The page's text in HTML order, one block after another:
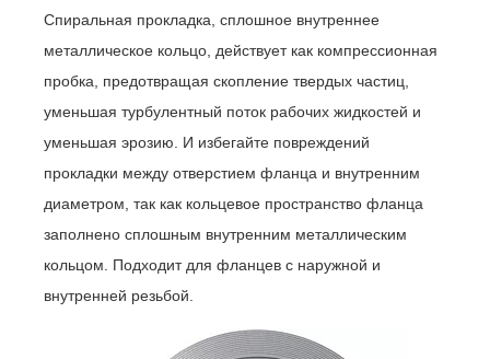
Спиральная прокладка, сплошное внутреннее
металлическое кольцо, действует как компрессионная
пробка, предотвращая скопление твердых частиц,
уменьшая турбулентный поток рабочих жидкостей и
уменьшая эрозию. И избегайте повреждений
прокладки между отверстием фланца и внутренним
диаметром, так как кольцевое пространство фланца
заполнено сплошным внутренним металлическим
кольцом. Подходит для фланцев с наружной и
внутренней резьбой.